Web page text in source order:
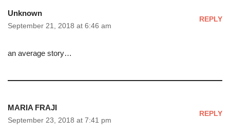
Unknown
September 21, 2018 at 6:46 am
REPLY
an average story…
MARIA FRAJI
September 23, 2018 at 7:41 pm
REPLY